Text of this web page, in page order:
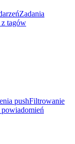
Zadania
tagów
pushFiltrowanie